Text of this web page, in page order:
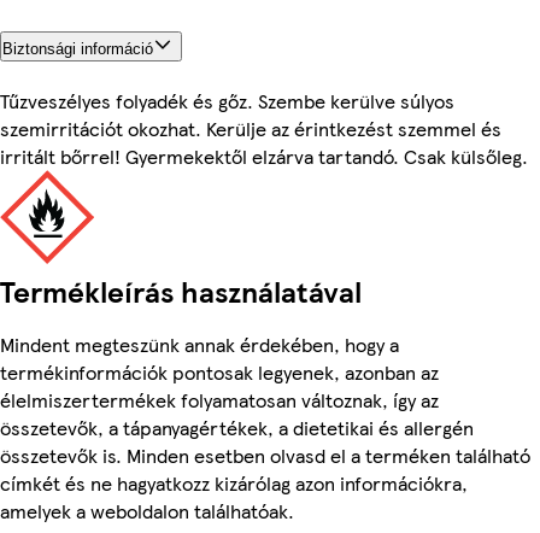
Biztonsági információ
Tűzveszélyes folyadék és gőz. Szembe kerülve súlyos
szemirritációt okozhat. Kerülje az érintkezést szemmel és
irritált bőrrel! Gyermekektől elzárva tartandó. Csak külsőleg.
Termékleírás használatával
Mindent megteszünk annak érdekében, hogy a
termékinformációk pontosak legyenek, azonban az
élelmiszertermékek folyamatosan változnak, így az
összetevők, a tápanyagértékek, a dietetikai és allergén
összetevők is. Minden esetben olvasd el a terméken található
címkét és ne hagyatkozz kizárólag azon információkra,
amelyek a weboldalon találhatóak.